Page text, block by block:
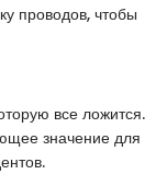
проводов, чтобы
все ложится.
значение для